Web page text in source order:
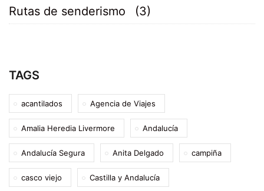
Rutas de senderismo (3)
TAGS
acantilados Agencia de Viajes
Amalia Heredia Livermore Andalucía
Andalucía Segura Anita Delgado campiña
casco viejo Castilla y Andalucía